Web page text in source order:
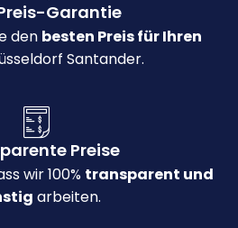
Garantie
den besten Preis für Ihren
Santander.
Preise
wir 100% transparent und
arbeiten.